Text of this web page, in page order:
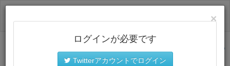
サイトトップに戻る
×
ログインが必要です
Twitterアカウントでログイン